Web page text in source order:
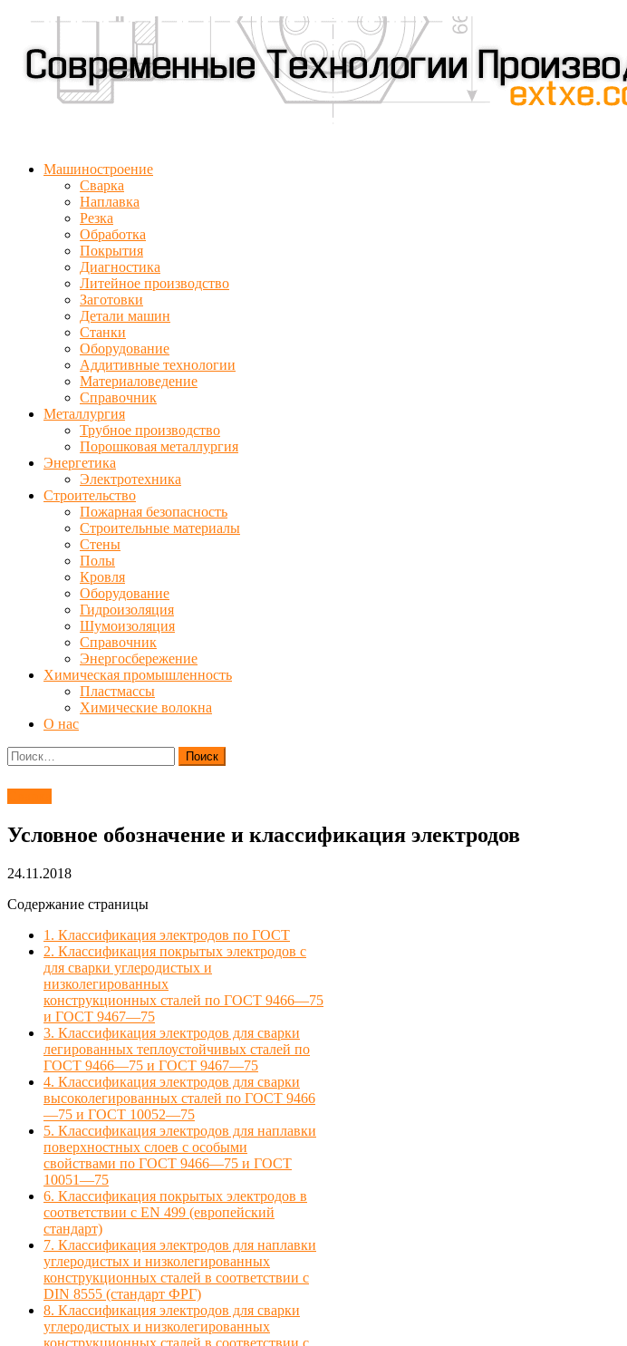
Машиностроение
Сварка
Наплавка
Резка
Обработка
Покрытия
Диагностика
Литейное производство
Заготовки
Детали машин
Станки
Оборудование
Аддитивные технологии
Материаловедение
Справочник
Металлургия
Трубное производство
Порошковая металлургия
Энергетика
Электротехника
Строительство
Пожарная безопасность
Строительные материалы
Стены
Полы
Кровля
Оборудование
Гидроизоляция
Шумоизоляция
Справочник
Энергосбережение
Химическая промышленность
Пластмассы
Химические волокна
О нас
Найти:
Условное обозначение и классификация электродов
24.11.2018
Содержание страницы
1. Классификация электродов по ГОСТ
2. Классификация покрытых электродов с
для сварки углеродистых и
низколегированных
конструкционных сталей по ГОСТ 9466—75
и ГОСТ 9467—75
3. Классификация электродов для сварки
легированных теплоустойчивых сталей по
ГОСТ 9466—75 и ГОСТ 9467—75
4. Классификация электродов для сварки
высоколегированных сталей по ГОСТ 9466
—75 и ГОСТ 10052—75
5. Классификация электродов для наплавки
поверхностных слоев с особыми
свойствами по ГОСТ 9466—75 и ГОСТ
10051—75
6. Классификация покрытых электродов в
соответствии с EN 499 (европейский
стандарт)
7. Классификация электродов для наплавки
углеродистых и низколегированных
конструкционных сталей в соответствии с
DIN 8555 (стандарт ФРГ)
8. Классификация электродов для сварки
углеродистых и низколегированных
конструкционных сталей в соответствии с